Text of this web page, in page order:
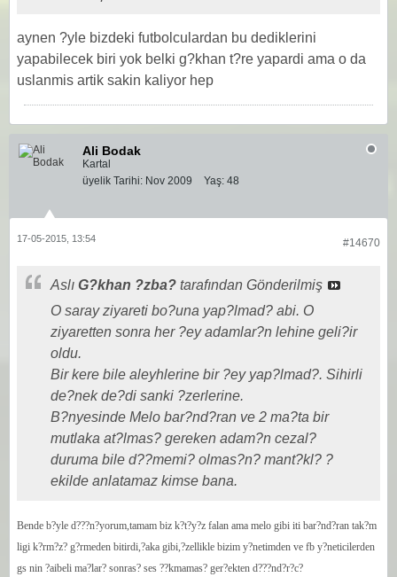
aynen ?yle bizdeki futbolculardan bu dediklerini
yapabilecek biri yok belki g?khan t?re yapardi ama o da
uslanmis artik sakin kaliyor hep
Ali Bodak
Kartal
üyelik Tarihi: Nov 2009 Yaş: 48
#14670
17-05-2015, 13:54
Aslı G?khan ?zba? tarafından Gönderilmiş
O saray ziyareti bo?una yap?lmad? abi. O
ziyaretten sonra her ?ey adamlar?n lehine geli?ir
oldu.
Bir kere bile aleyhlerine bir ?ey yap?lmad?. Sihirli
de?nek de?di sanki ?zerlerine.
B?nyesinde Melo bar?nd?ran ve 2 ma?ta bir
mutlaka at?lmas? gereken adam?n cezal?
duruma bile d??memi? olmas?n? mant?kl? ?
ekilde anlatamaz kimse bana.
Bende b?yle d???n?yorum,tamam biz k?t?y?z falan ama melo gibi iti bar?nd?ran tak?m
ligi k?rm?z? g?rmeden bitirdi,?aka gibi,?zellikle bizim y?netimden ve fb y?neticilerden
gs nin ?aibeli ma?lar? sonras? ses ??kmamas? ger?ekten d???nd?r?c?